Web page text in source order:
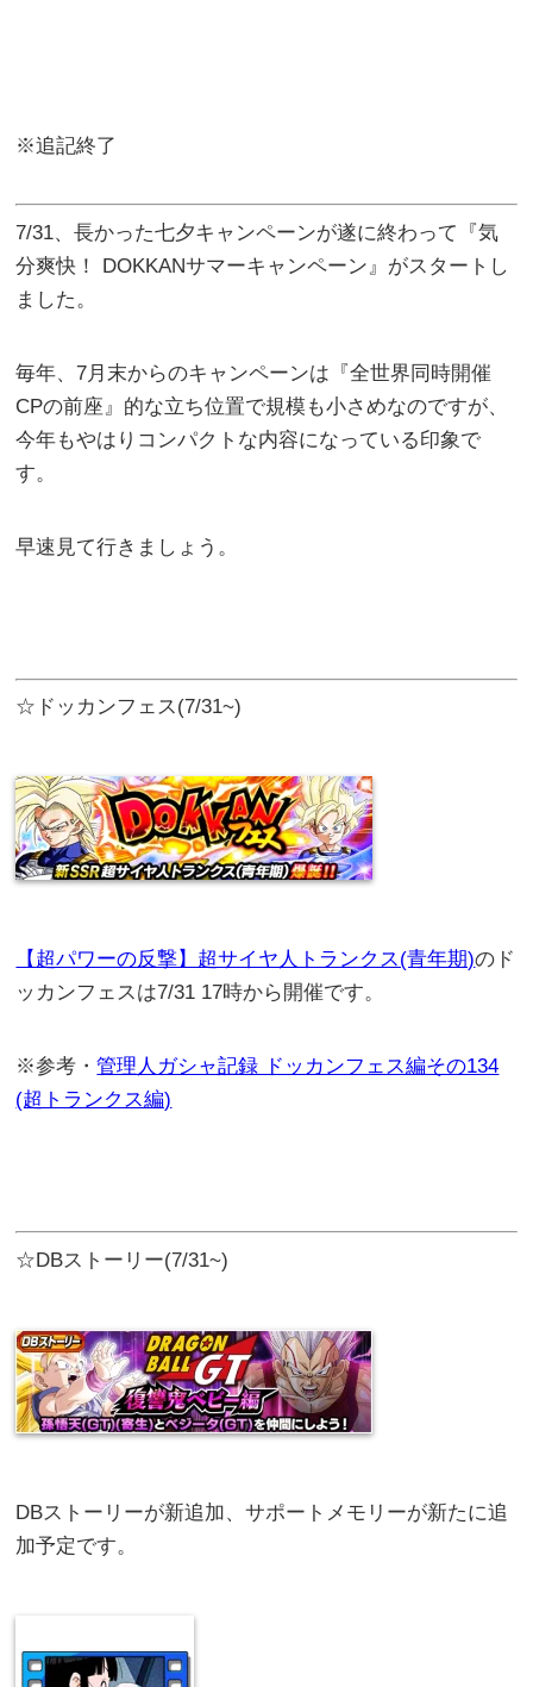
※追記終了
7/31、長かった七夕キャンペーンが遂に終わって『気
分爽快！ DOKKANサマーキャンペーン』がスタートし
ました。
毎年、7月末からのキャンペーンは『全世界同時開催
CPの前座』的な立ち位置で規模も小さめなのですが、
今年もやはりコンパクトな内容になっている印象で
す。
早速見て行きましょう。
☆ドッカンフェス(7/31~)
【超パワーの反撃】超サイヤ人トランクス(青年期)のド
ッカンフェスは7/31 17時から開催です。
※参考・管理人ガシャ記録 ドッカンフェス編その134
(超トランクス編)
☆DBストーリー(7/31~)
DBストーリーが新追加、サポートメモリーが新たに追
加予定です。